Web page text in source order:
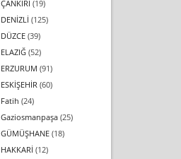
ÇANKIRI (19)
DENİZLİ (125)
DÜZCE(39)
ELAZIĞ(52)
ERZURUM (91)
ESKİŞEHİR (60)
Fatih (24)
Gaziosmanpaşa(25)
GÜMÜŞHANE(18)
HAKKARİ (12)